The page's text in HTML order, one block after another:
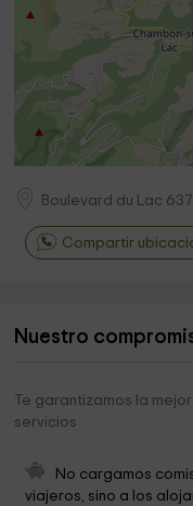
Boulevard du Lac
Compartir
Nuestro
Te garantizamos la
servicios
No cargamos
viajeros, sino a los